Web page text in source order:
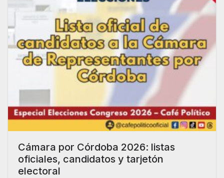
Cámara por Córdoba 2026: listas
oficiales, candidatos y tarjetón
electoral